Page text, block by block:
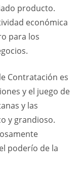
producto.
económica
para los
Contratación es
y el juego de
y las
y grandioso.
poderío de la